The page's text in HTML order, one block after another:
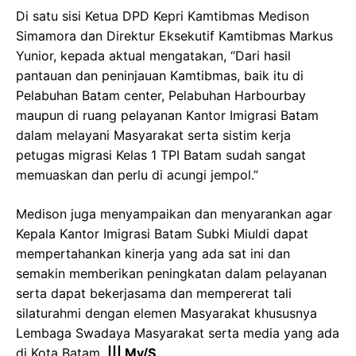
Di satu sisi Ketua DPD Kepri Kamtibmas Medison
Simamora dan Direktur Eksekutif Kamtibmas Markus
Yunior, kepada aktual mengatakan, “Dari hasil
pantauan dan peninjauan Kamtibmas, baik itu di
Pelabuhan Batam center, Pelabuhan Harbourbay
maupun di ruang pelayanan Kantor Imigrasi Batam
dalam melayani Masyarakat serta sistim kerja
petugas migrasi Kelas 1 TPI Batam sudah sangat
memuaskan dan perlu di acungi jempol.”
Medison juga menyampaikan dan menyarankan agar
Kepala Kantor Imigrasi Batam Subki Miuldi dapat
mempertahankan kinerja yang ada sat ini dan
semakin memberikan peningkatan dalam pelayanan
serta dapat bekerjasama dan mempererat tali
silaturahmi dengan elemen Masyarakat khususnya
Lembaga Swadaya Masyarakat serta media yang ada
di Kota Batam.
||| My/S